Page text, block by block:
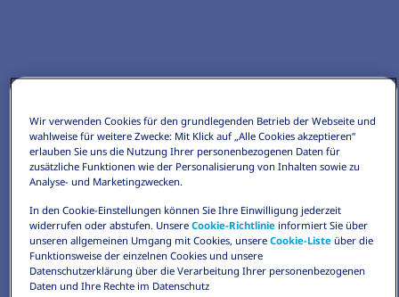
Wir verwenden Cookies für den grundlegenden Betrieb der Webseite und
wahlweise für weitere Zwecke: Mit Klick auf „Alle Cookies akzeptieren“
erlauben Sie uns die Nutzung Ihrer personenbezogenen Daten für
zusätzliche Funktionen wie der Personalisierung von Inhalten sowie zu
Analyse- und Marketingzwecken.
In den Cookie-Einstellungen können Sie Ihre Einwilligung jederzeit
widerrufen oder abstufen. UnsereCookie-Richtlinie informiert Sie über
unseren allgemeinen Umgang mit Cookies, unsereCookie-Liste über die
Funktionsweise der einzelnen Cookies und unsere
Datenschutzerklärung über die Verarbeitung Ihrer personenbezogenen
Daten und Ihre Rechte im Datenschutz